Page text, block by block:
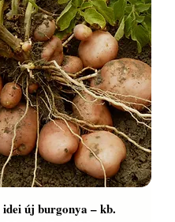
új burgonya – kb.